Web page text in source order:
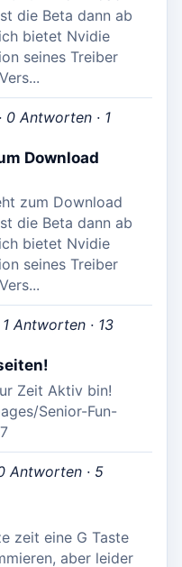
die Beta dann ab
bietet Nvidie
seines Treiber
0 Antworten · 1
Download
zum Download
die Beta dann ab
bietet Nvidie
seines Treiber
Antworten · 13
Zeit Aktiv bin!
Senior-Fun-
Antworten · 5
zeit eine G Taste
aber leider